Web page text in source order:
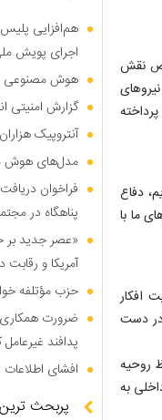
نقش
دفاع
ما با
افکار
در دست
روحیه
به
هم‌افزایی
اجرای پویش
هوش مصنوعی
گزارش امنیتی
آنتروپیک
مدل‌های هوش
فراخوان
پناهگاه در
«عصر جدید بر
آمریکا و
حزب مؤتلفه
ضرورت
پدافند
افشای اطلاعات ۱۰۰ هزار نیروی پلیس در دارک وب
پربحث ترین